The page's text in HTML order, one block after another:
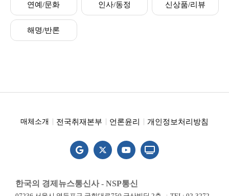
연예/문화 인사/동정 신상품/리뷰
해명/반론
매체소개 전국취재본부 언론윤리 개인정보처리방침
한국의 경제뉴스통신사 - NSP통신